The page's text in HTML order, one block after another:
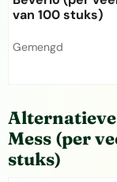
van 100 stuks)
Merk:
Gemengd
Mess (per
stuks)